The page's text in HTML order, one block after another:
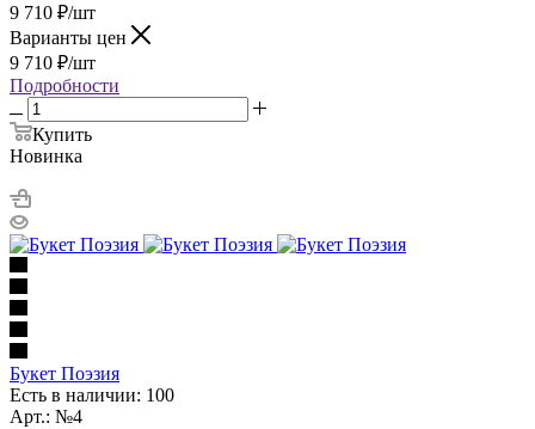
9 710 ₽/шт
Варианты цен
9 710 ₽/шт
Подробности
Купить
Новинка
Букет Поэзия
Есть в наличии: 100
Арт.: №4